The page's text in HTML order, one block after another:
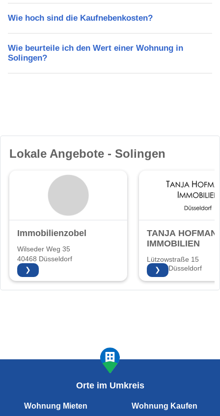
Wie hoch sind die Kaufnebenkosten?
Wie beurteile ich den Wert einer Wohnung in
Solingen?
Lokale Angebote - Solingen
Immobilienzobel
Wilseder Weg 35
40468 Düsseldorf
❯
TANJA
IMMOBILIEN
Lützowstraße 15
40476 Düsseldorf
❯
Orte im Umkreis
Wohnung Mieten Wohnung Kaufen